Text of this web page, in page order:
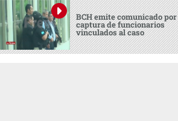
BCH emite comunicado por
captura de funcionarios
vinculados al caso